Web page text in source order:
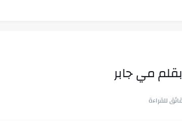
في ثوانٍ
مي جابر